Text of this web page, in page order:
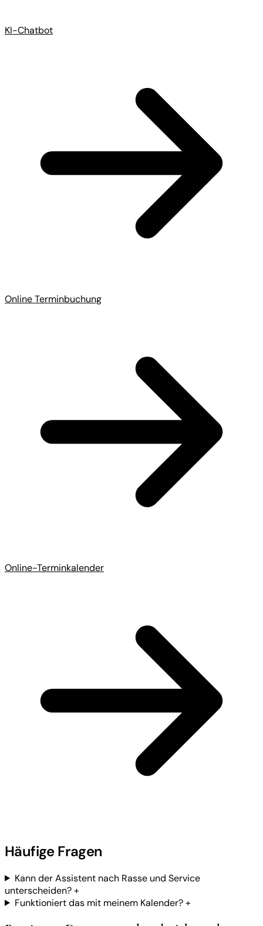
KI-Chatbot
Online Terminbuchung
Online-Terminkalender
Häufige Fragen
Kann der Assistent nach Rasse und Service
unterscheiden?+
Funktioniert das mit meinem Kalender?+